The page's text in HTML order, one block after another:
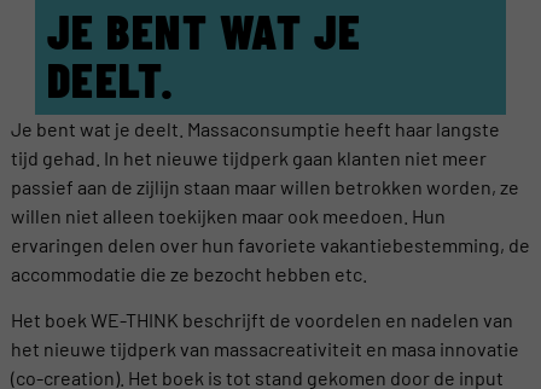
JE BENT WAT JE
DEELT.
Je bent wat je deelt. Massaconsumptie heeft haar langste
tijd gehad. In het nieuwe tijdperk gaan klanten niet meer
passief aan de zijlijn staan maar willen betrokken worden, ze
willen niet alleen toekijken maar ook meedoen. Hun
ervaringen delen over hun favoriete vakantiebestemming, de
accommodatie die ze bezocht hebben etc.
Het boek WE-THINK beschrijft de voordelen en nadelen van
het nieuwe tijdperk van massacreativiteit en masa innovatie
(co-creation). Het boek is tot stand gekomen door de input